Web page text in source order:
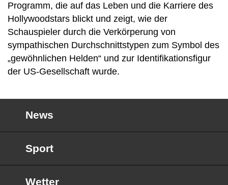
Programm, die auf das Leben und die Karriere des
Hollywoodstars blickt und zeigt, wie der
Schauspieler durch die Verkörperung von
sympathischen Durchschnittstypen zum Symbol des
„gewöhnlichen Helden“ und zur Identifikationsfigur
der US-Gesellschaft wurde.
News
Sport
Wetter